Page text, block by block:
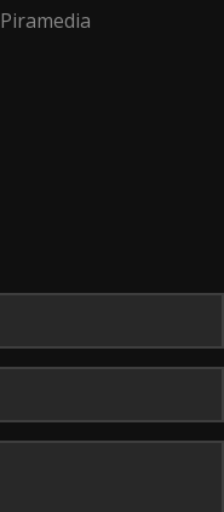
Piramedia